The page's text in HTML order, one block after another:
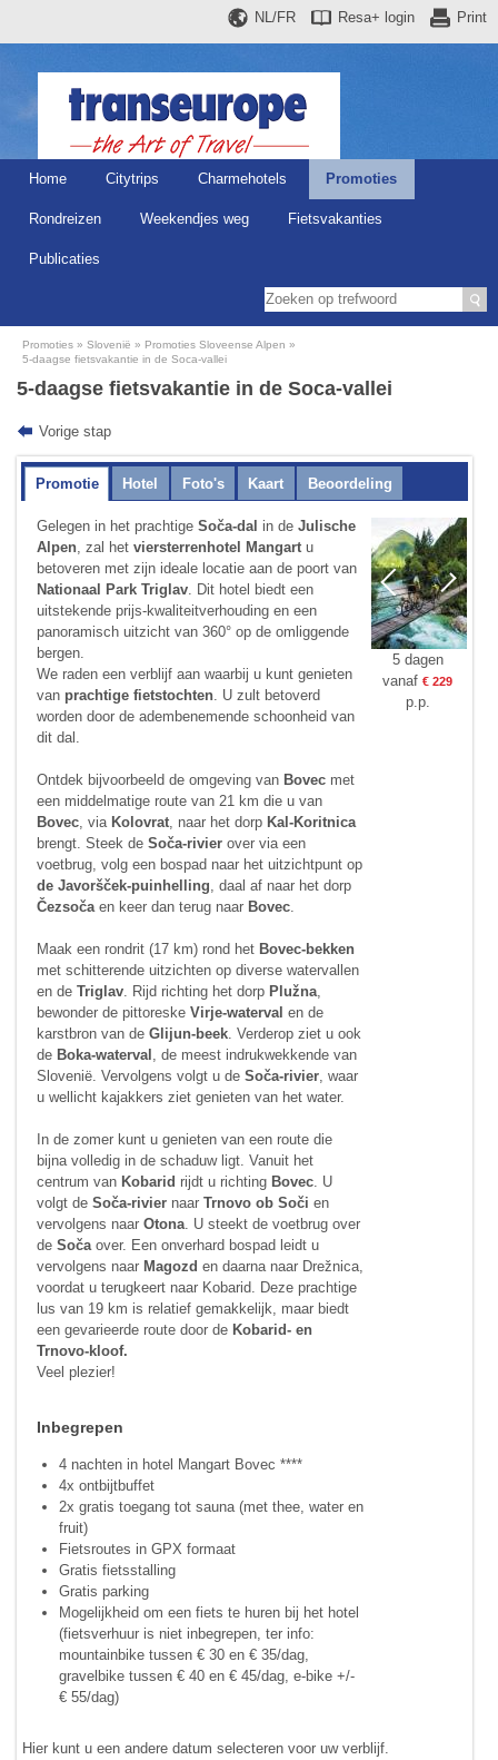
Print
Resa+ login
NL/FR
Home Citytrips Charmehotels Promoties
Rondreizen Weekendjes weg Fietsvakanties
Publicaties
Promoties Slovenië
Promoties Sloveense Alpen
5-daagse fietsvakantie in de Soca-vallei
5-daagse fietsvakantie in de Soca-vallei
Vorige stap
Promotie Hotel Foto's Kaart Beoordeling
Gelegen in het prachtigeSoča-dal in deJulische
Alpen, zal hetviersterrenhotel Mangart u
betoveren met zijn ideale locatie aan de poort van
Nationaal Park Triglav. Dit hotel biedt een
uitstekende prijs-kwaliteitverhouding en een
panoramisch uitzicht van 360° op de omliggende
bergen.
We raden een verblijf aan waarbij u kunt genieten
van prachtige fietstochten. U zult betoverd
worden door de adembenemende schoonheid van
dit dal.
Ontdek bijvoorbeeld de omgeving van Bovec met
een middelmatige route van 21 km die u van
Bovec, via Kolovrat, naar het dorp Kal-Koritnica
brengt. Steek deSoča-rivier over via een
voetbrug, volg een bospad naar het uitzichtpunt op
de Javoršček-puinhelling, daal af naar het dorp
Čezsočaen keer dan terug naar Bovec.
Maak een rondrit (17 km) rond het Bovec-bekken
met schitterende uitzichten op diverse watervallen
en deTriglav. Rijd richting het dorp Plužna,
bewonder de pittoreskeVirje-waterval en de
karstbron van deGlijun-beek. Verderop ziet u ook
de Boka-waterval , de meest indrukwekkende van
Slovenië. Vervolgens volgt u deSoča-rivier, waar
u wellicht kajakkers ziet genieten van het water.
In de zomer kunt u genieten van een route die
bijna volledig in de schaduw ligt. Vanuit het
centrum van Kobarid rijdt u richting Bovec. U
volgt deSoča-rivier naarTrnovo ob Soči en
vervolgens naarOtona. U steekt de voetbrug over
deSočaover. Een onverhard bospad leidt u
vervolgens naar Magozd en daarna naar Drežnica,
voordat u terugkeert naar Kobarid. Deze prachtige
lus van 19 km is relatief gemakkelijk, maar biedt
een gevarieerde route door de Kobarid- en
Trnovo-kloof.
Veel plezier!
Inbegrepen
4 nachten in hotel Mangart Bovec ****
4x ontbijtbuffet
2x gratis toegang tot sauna (met thee, water en
fruit)
Fietsroutes in GPX formaat
Gratis fietsstalling
Gratis parking
Mogelijkheid om een ​​fiets te huren bij het hotel
(fietsverhuur is niet inbegrepen, ter info:
mountainbike tussen € 30 en € 35/dag,
gravelbike tussen € 40 en € 45/dag, e-bike +/-
€ 55/dag)
5 dagen
vanaf€ 229
p.p.
Hier kunt u een andere datum selecteren voor uw verblijf.